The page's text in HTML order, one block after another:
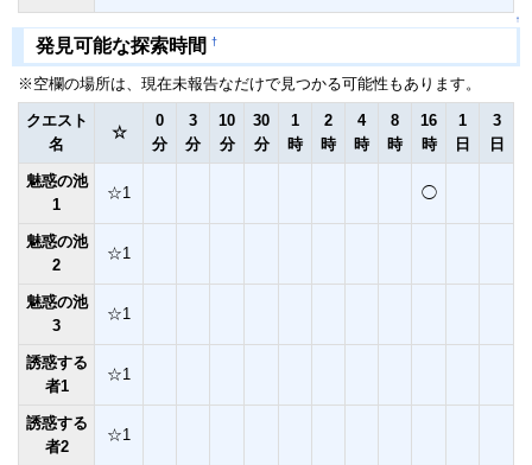
↑
発見可能な探索時間 †
※空欄の場所は、現在未報告なだけで見つかる可能性もあります。
クエスト
名
☆
0
分
3
分
10
分
30
分
1
時
2
時
4
時
8
時
16
時
1
日
3
日
魅惑の池
1
☆1 ◯
魅惑の池
2
☆1
魅惑の池
3
☆1
誘惑する
者1
☆1
誘惑する
者2
☆1